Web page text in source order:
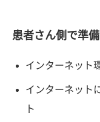
患者さん側で準
インターネット
インターネット
ト